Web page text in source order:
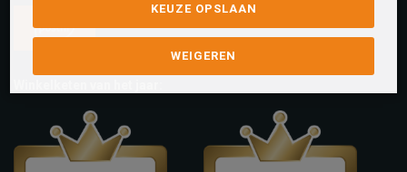
KEUZE OPSLAAN
WEIGEREN